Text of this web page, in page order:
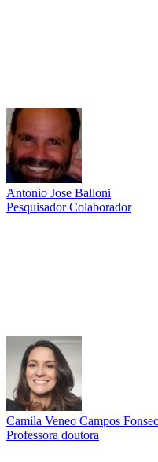
Antonio Jose Balloni
Pesquisador Colaborador
Camila Veneo Campos
Professora doutora